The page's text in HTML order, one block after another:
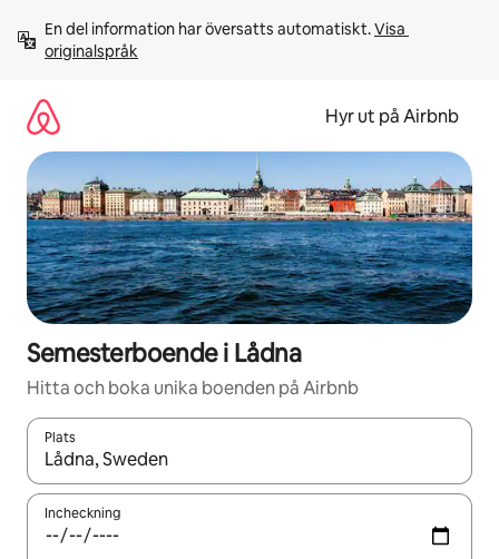
innehåll
En del information har översatts automatiskt. Visa
originalspråk
Hyr ut på Airbnb
Semesterboende i Lådna
Hitta och boka unika boenden på Airbnb
Plats
När resultaten är tillgängliga kan du navigera med upp- och
Incheckning